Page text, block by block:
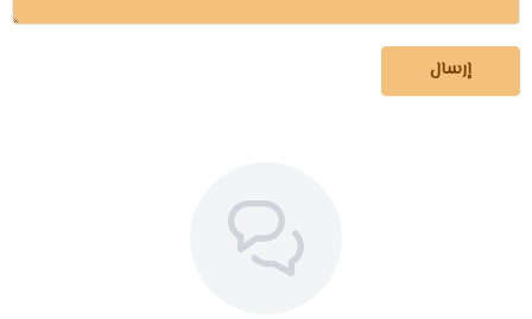
إرسال